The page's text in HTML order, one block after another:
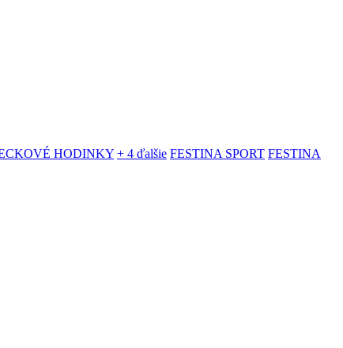
HODINKY + 4 ďalšie FESTINA SPORT FESTINA